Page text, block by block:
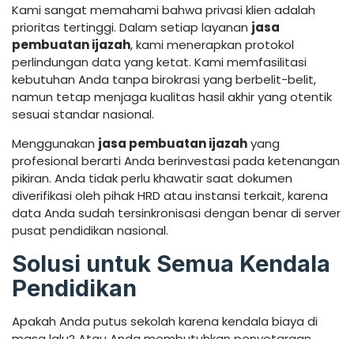
Kami sangat memahami bahwa privasi klien adalah
prioritas tertinggi. Dalam setiap layanan jasa
pembuatan ijazah, kami menerapkan protokol
perlindungan data yang ketat. Kami memfasilitasi
kebutuhan Anda tanpa birokrasi yang berbelit-belit,
namun tetap menjaga kualitas hasil akhir yang otentik
sesuai standar nasional.
Menggunakan jasa pembuatan ijazahyang
profesional berarti Anda berinvestasi pada ketenangan
pikiran. Anda tidak perlu khawatir saat dokumen
diverifikasi oleh pihak HRD atau instansi terkait, karena
data Anda sudah tersinkronisasi dengan benar di server
pusat pendidikan nasional.
Solusi untuk Semua Kendala
Pendidikan
Apakah Anda putus sekolah karena kendala biaya di